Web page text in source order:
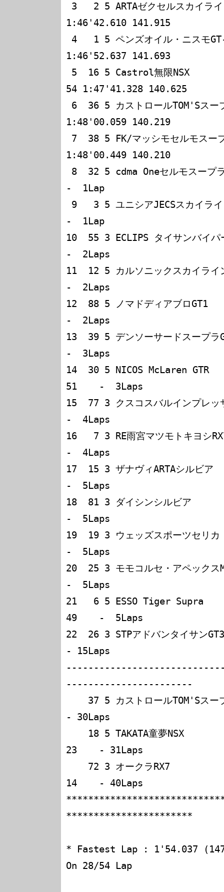
1:46'42.610 141.915
1:46'52.637 141.693
54 1:47'41.328 140.625
1:48'00.059 140.219
1:48'00.449 140.210
-  1Lap
-  1Lap
10  55 3 ECLIPS タイサンバ
-  2Laps
11  12 5 カルソニックスカイラ
-  2Laps
12  88 5 ノマドディアブロ
-  2Laps
13  39 5 デンソーサードスープ
-  3Laps
14  30 5 NICOS McLaren
51    -  3Laps
15  77 3 クスコスバルインプ
-  4Laps
16   7 3 RE雨宮マツモトキヨ
-  4Laps
17  15 3 ザナヴィARTAシルビ
-  5Laps
18  81 3 ダイシンシルビア
-  5Laps
19  19 3 ウェッズスポーツ
-  5Laps
20  25 3 モモコルセ・アペッ
-  5Laps
21   6 5 ESSO Tiger Supra
49    -  5Laps
22  26 3 STPアドバンタイサン
- 15Laps
-----------------------
- 30Laps
23    - 31Laps
14    - 40Laps
***********************
* Fastest Lap : 1'54.037
On 28/54 Lap